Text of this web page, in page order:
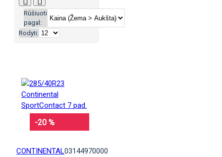
Rūšiuoti
pagal:
Rodyti:
-20 %
CONTINENTAL03144970000